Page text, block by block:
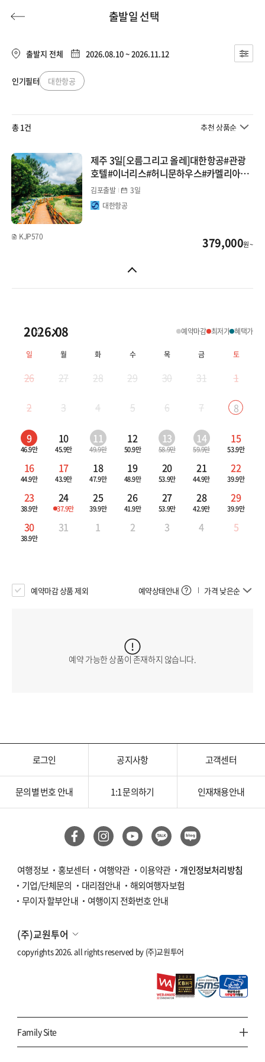
허니문 기획전/홈쇼핑 이벤트/혜택
허니문
출발일 선택
출발지 전체 2026.08.10 ~ 2026.11.12
인기필터 대한항공
총 1건 추천 상품순
제주 3일[오름그리고 올레]대한항공#관광
호텔#이너리스#허니문하우스#카멜리아힐
#산방산유람선
김포출발
3일
대한항공
KJP570 379,000원 ~
2026.08
일 월 화 수 목 금 토
26 27 28 29 30 31 1
2 3 4 5 6 7 8
9
46.9만
10
45.9만
11
49.9만
12
50.9만
13
58.9만
14
59.9만
15
53.9만
16
44.9만
17
43.9만
18
47.9만
19
48.9만
20
53.9만
21
44.9만
22
39.9만
23
38.9만
24
37.9만
25
39.9만
26
41.9만
27
53.9만
28
42.9만
29
39.9만
30
38.9만
31 1 2 3 4 5
예약마감 최저가 혜택가
예약마감 상품 제외 예약상태안내 가격 낮은순
예약 가능한 상품이 존재하지 않습니다.
로그인 공지사항 고객센터
문의별 번호 안내 1:1 문의하기 인재채용안내
여행정보 홍보센터 여행약관 이용약관
개인정보처리방침
기업/단체문의
대리점안내
해외여행자보험
무이자 할부안내
여행이지 전화번호 안내
(주)교원투어
copyrights 2026. all rights reserved by (주)교원투어
Family Site